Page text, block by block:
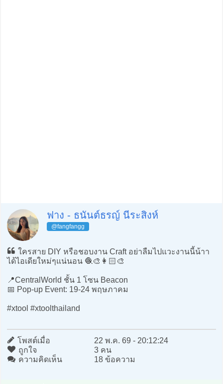
ฟาง - ธนันต์ธรญ์ นีระสิงห์
@fangfangg
ใครสาย DIY หรือชอบงาน Craft อย่าลืมไปแวะงานนี้น้าา
ได้ไอเดียใหม่ๆแน่นอน 🧶🎨👩🏻‍🎨
📍CentralWorld ชั้น 1 โซน Beacon
📅 Pop-up Event: 19-24 พฤษภาคม
#xtool #xtoolthailand
โพสต์เมื่อ
22 พ.ค. 69 - 20:12:24
ถูกใจ
3 คน
ความคิดเห็น
18 ข้อความ